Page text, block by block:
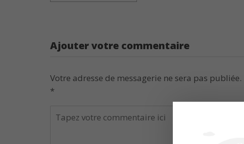
Ajouter votre commentaire
Votre adresse de messagerie ne sera pas publiée.
*